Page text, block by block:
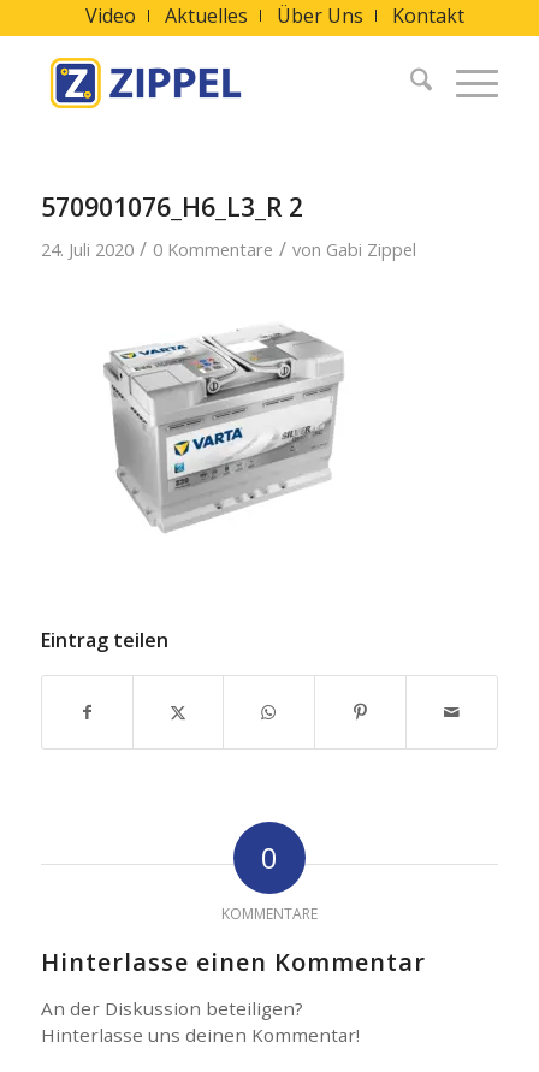
Video Aktuelles Über Uns Kontakt
570901076_H6_L3_R 2
24. Juli 2020 / 0 Kommentare / von Gabi Zippel
Eintrag teilen
0
KOMMENTARE
Hinterlasse einen Kommentar
An der Diskussion beteiligen?
Hinterlasse uns deinen Kommentar!